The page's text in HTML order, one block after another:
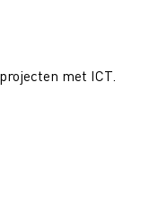
met ICT.